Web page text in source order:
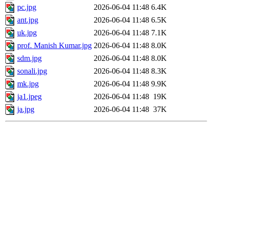
pc.jpg
2026-06-04 11:48 6.4K
ant.jpg
2026-06-04 11:48 6.5K
uk.jpg
2026-06-04 11:48 7.1K
prof. Manish Kumar.jpg 2026-06-04 11:48 8.0K
sdm.jpg
2026-06-04 11:48 8.0K
sonali.jpg
2026-06-04 11:48 8.3K
mk.jpg
2026-06-04 11:48 9.9K
ja1.jpeg
2026-06-04 11:48 19K
ja.jpg
2026-06-04 11:48 37K